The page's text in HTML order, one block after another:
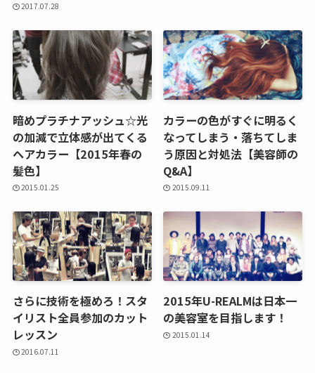
2017.07.28
暗めプラチナアッシュ☆光
の加減で立体感が出てくる
ヘアカラー【2015年春の
髪色】
2015.01.25
カラーの色がすぐに明るく
なってしまう・落ちてしま
う原因と対処法【美容師の
Q&A】
2015.09.11
さらに技術を極めろ！スタ
イリスト全員参加のカット
レッスン
2016.07.11
2015年U-REALMは日本一
の美容室を目指します！
2015.01.14